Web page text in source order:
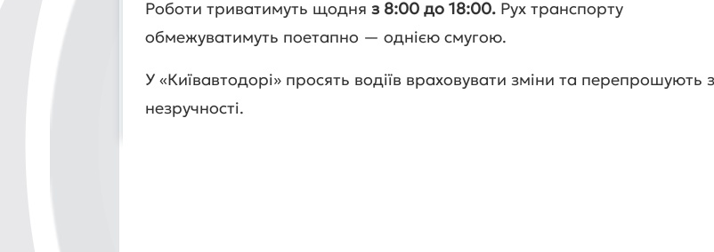
Роботи триватимуть щодня з 8:00 до 18:00. Рух транспорту
обмежуватимуть поетапно — однією смугою.
У «Київавтодорі» просять водіїв враховувати зміни та перепрошують
незручності.